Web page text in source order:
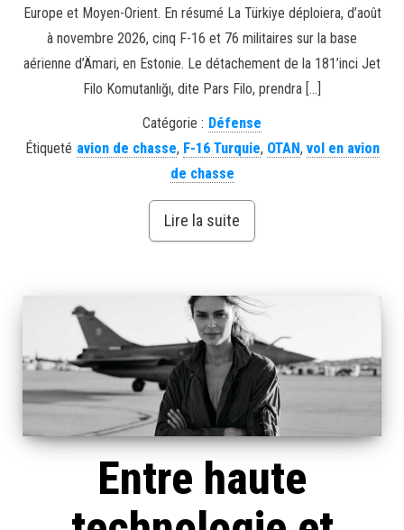
Europe et Moyen-Orient. En résumé La Türkiye déploiera, d’août
à novembre 2026, cinq F-16 et 76 militaires sur la base
aérienne d’Ämari, en Estonie. Le détachement de la 181’inci Jet
Filo Komutanlığı, dite Pars Filo, prendra […]
Catégorie : Défense
Étiqueté avion de chasse, F-16 Turquie, OTAN, vol en avion
de chasse
Lire la suite
Entre haute